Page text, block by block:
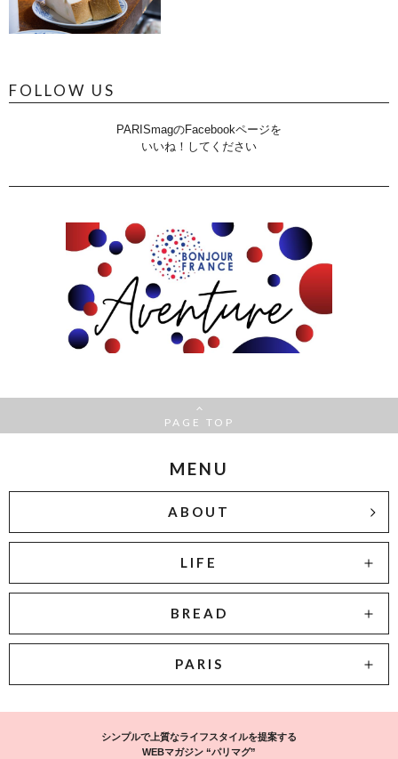
FOLLOW US
PARISmagのFacebookページを
いいね！してください
PAGE TOP
MENU
ABOUT
LIFE
BREAD
PARIS
シンプルで上質なライフスタイルを提案する
WEBマガジン “パリマグ”